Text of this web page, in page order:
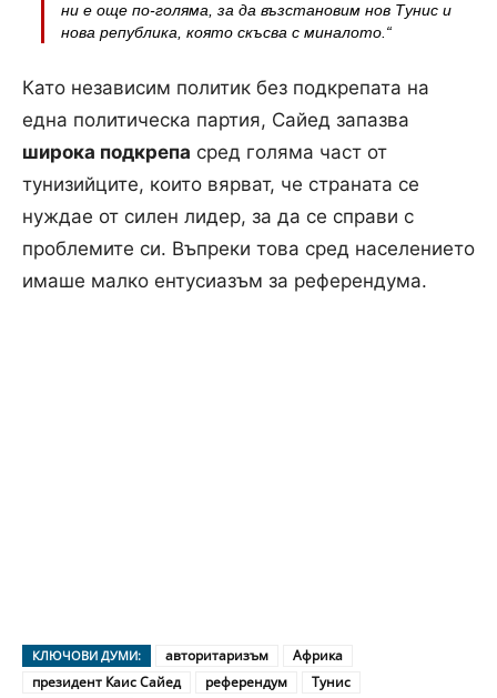
ни е още по-голяма, за да възстановим нов Тунис и
нова република, която скъсва с миналото.“
Като независим политик без подкрепата на
една политическа партия, Сайед запазва
широка подкрепа сред голяма част от
тунизийците, които вярват, че страната се
нуждае от силен лидер, за да се справи с
проблемите си. Въпреки това сред населението
имаше малко ентусиазъм за референдума.
КЛЮЧОВИ ДУМИ: авторитаризъм
Африка
президент Каис Сайед
референдум
Тунис